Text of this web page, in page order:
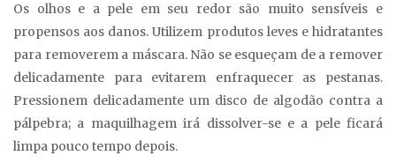
Os olhos e a pele em seu redor são muito sensíveis e
propensos aos danos. Utilizem produtos leves e hidratantes
para removerem a máscara. Não se esqueçam de a remover
delicadamente para evitarem enfraquecer as pestanas.
Pressionem delicadamente um disco de algodão contra a
pálpebra; a maquilhagem irá dissolver-se e a pele ficará
limpa pouco tempo depois.